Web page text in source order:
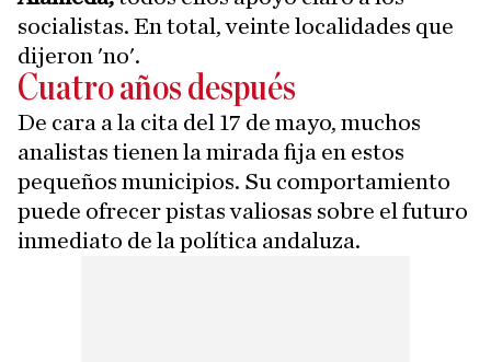
socialistas. En total, veinte localidades que
dijeron 'no'.
Cuatro años después
De cara a la cita del 17 de mayo, muchos
analistas tienen la mirada fija en estos
pequeños municipios. Su comportamiento
puede ofrecer pistas valiosas sobre el futuro
inmediato de la política andaluza.